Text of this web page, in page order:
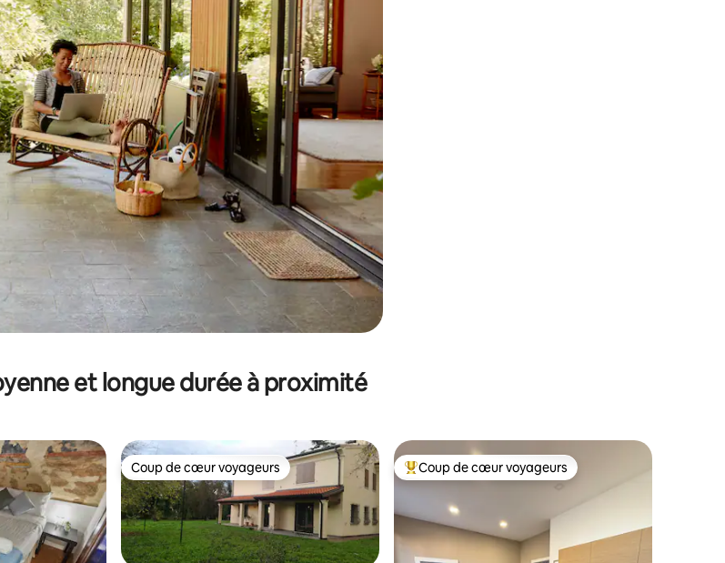
le bas pour les parcourir ou en appuyant et en faisant glisser.
et longue durée à proximité
Coup de cœur voyageurs
Coup de cœur voyageurs Coups de cœur voyageurs les plus appréciés
Coup de cœur voyageurs